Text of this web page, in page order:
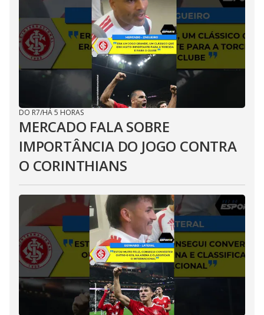
DO R7/HÁ 5 HORAS
MERCADO FALA SOBRE
IMPORTÂNCIA DO JOGO CONTRA
O CORINTHIANS